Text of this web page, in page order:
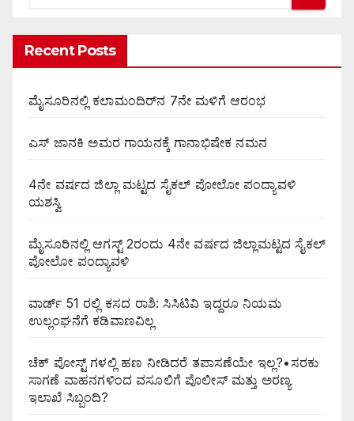
Recent Posts
ಮೈಸೂರಿನಲ್ಲಿ ಕಲಾಮಂದಿರ್‌ನ 7ನೇ ಮಳಿಗೆ ಆರಂಭ
ಎಸ್ ಜಾನಕಿ ಅಮರ ಗಾಯನಕ್ಕೆ ಗಾನಾಭಿಷೇಕ ನಮನ
4ನೇ ವರ್ಷದ ಜಿಲ್ಲಾ ಮಟ್ಟದ ಸೈಕಲ್ ಪೋಲೋ ಪಂದ್ಯಾವಳಿ
ಯಶಸ್ವಿ
ಮೈಸೂರಿನಲ್ಲಿ ಆಗಸ್ಟ್‌ 2ರಂದು 4ನೇ ವರ್ಷದ ಜಿಲ್ಲಾಮಟ್ಟದ ಸೈಕಲ್
ಪೋಲೋ ಪಂದ್ಯಾವಳಿ
ವಾರ್ಡ್ 51 ರಲ್ಲಿ ಕಸದ ರಾಶಿ: ಸಿಸಿಟಿವಿ ಇದ್ದರೂ ನಿಯಮ
ಉಲ್ಲಂಘನೆಗೆ ಕಡಿವಾಣವಿಲ್ಲ
ಚೆಕ್ ಪೋಸ್ಟ್ ಗಳಲ್ಲಿ ಹಣ ನೀಡಿದರೆ ತಪಾಸಣೆಯೇ ಇಲ್ಲ?•ಸರಕು
ಸಾಗಣೆ ವಾಹನಗಳಿಂದ ವಸೂಲಿಗೆ ಪೊಲೀಸ್ ಮತ್ತು ಅರಣ್ಯ
ಇಲಾಖೆ ಸಿಬ್ಬಂದಿ?